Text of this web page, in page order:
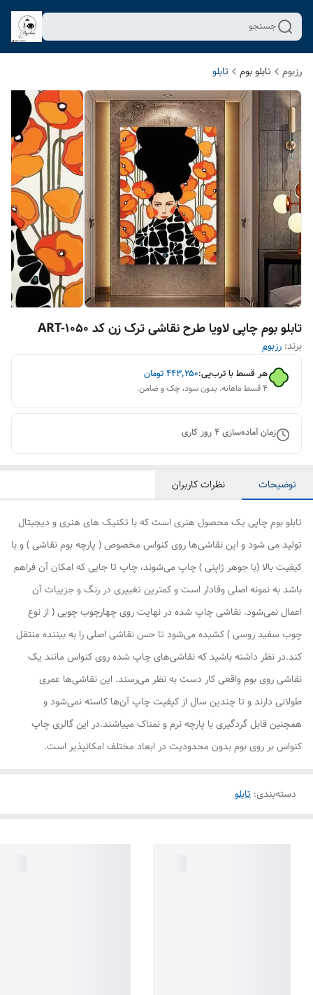
جستجو
رزبوم تابلو بوم تابلو
تابلو بوم چاپی لاویا طرح نقاشی ترک زن کد ART-1050
برند: رزبوم
هر قسط با ترب‌پی:۴۴۳٬۲۵۰تومان
۴ قسط ماهانه. بدون سود، چک و ضامن.
زمان آماده‌سازی4روز کاری
توضیحات نظرات کاربران
تابلو بوم چاپی یک محصول هنری است که با تکنیک های هنری و دیجیتال
تولید می شود و این نقاشی‌ها روی کنواس مخصوص ( پارچه بوم نقاشی ) و با
کیفیت بالا (با جوهر ژاپنی ) چاپ می‌شوند، چاپ تا جایی که امکان آن فراهم
باشد به نمونه اصلی وفادار است و کمترین تغییری در رنگ و جزییات آن
اعمال نمی‌شود. نقاشی چاپ شده در نهایت روی چهارچوب چوبی ( از نوع
چوب سفید روسی ) کشیده می‌شود تا حس نقاشی اصلی را به بیننده منتقل
کند.در نظر داشته باشید که نقاشی‌های چاپ شده روی کنواس مانند یک
نقاشی روی بوم واقعی کار دست به نظر می‌رسند. این نقاشی‌ها عمری
طولانی دارند و تا چندین سال از کیفیت چاپ آن‌ها کاسته نمی‌شود و
همچنین قابل گردگیری با پارچه نرم و نمناک میباشند.در این گالری چاپ
کنواس بر روی بوم بدون محدودیت در ابعاد مختلف امکانپذیر است.
دسته‌بندی: تابلو